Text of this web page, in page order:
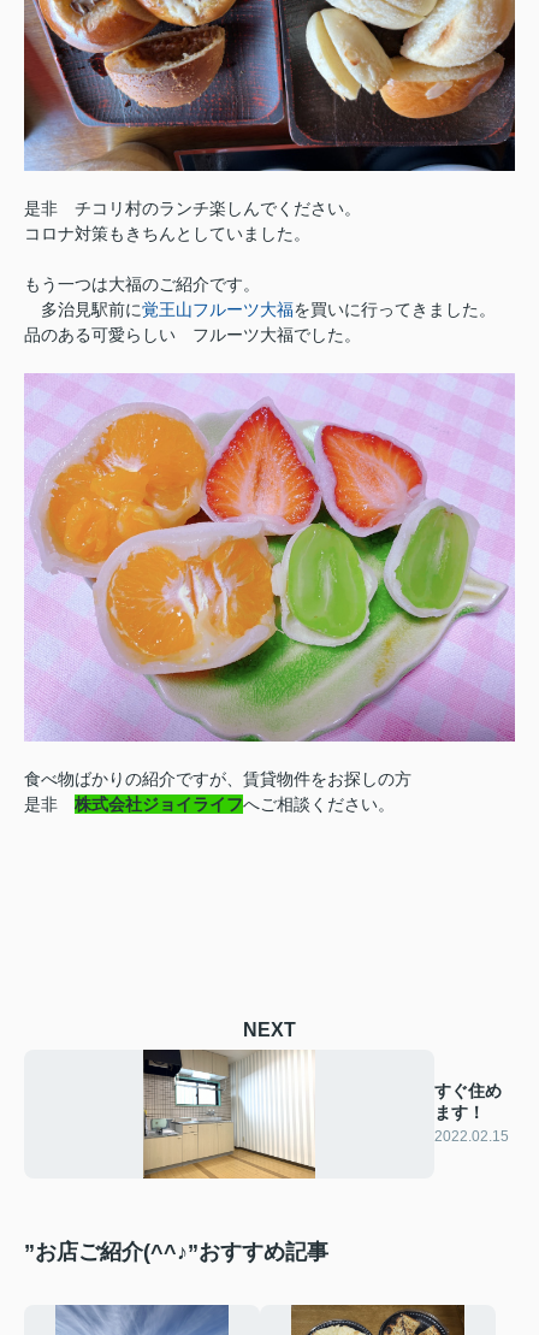
是非 チコリ村のランチ楽しんでください。
コロナ対策もきちんとしていました。
もう一つは大福のご紹介です。
多治見駅前に覚王山フルーツ大福を買いに行ってきました。
品のある可愛らしい フルーツ大福でした。
食べ物ばかりの紹介ですが、賃貸物件をお探しの方
是非 株式会社ジョイライフへご相談ください。
NEXT
すぐ住め
ます！
2022.02.15
”お店ご紹介(^^♪”おすすめ記事